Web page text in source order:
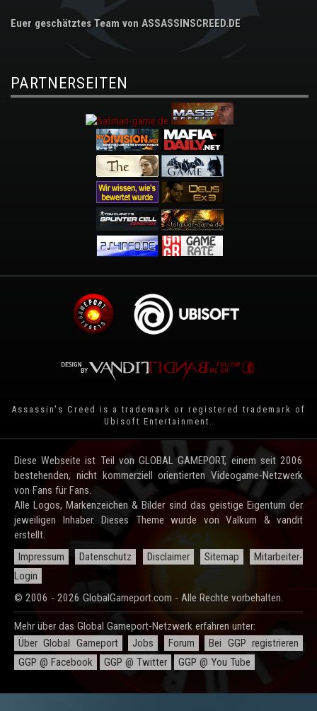
Euer geschätztes Team von ASSASSINSCREED.DE
PARTNERSEITEN
Assassin's Creed is a trademark or registered trademark of
Ubisoft Entertainment .
Diese Webseite ist Teil von GLOBAL GAMEPORT, einem seit 2006
bestehenden, nicht kommerziell orientierten Videogame-Netzwerk
von Fans für Fans.
Alle Logos, Markenzeichen & Bilder sind das geistige Eigentum der
jeweiligen Inhaber. Dieses Theme wurde von Valkum & vandit
erstellt.
Impressum
Datenschutz Disclaimer Sitemap
Mitarbeiter-
Login
© 2006 - 2026 GlobalGameport.com - Alle Rechte vorbehalten.
Mehr über das Global Gameport-Netzwerk erfahren unter:
Über Global Gameport
Jobs Forum
Bei GGP registrieren
GGP @ Facebook
GGP @ Twitter GGP @ You Tube